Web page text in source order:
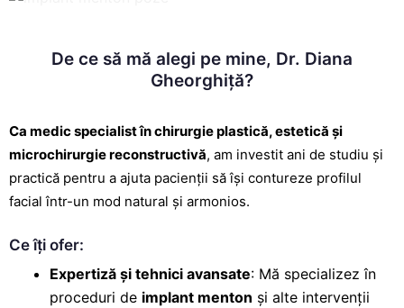
De ce să mă alegi pe mine, Dr. Diana
Gheorghiță?
Ca medic specialist în chirurgie plastică, estetică și
microchirurgie reconstructivă, am investit ani de studiu și
practică pentru a ajuta pacienții să își contureze profilul
facial într-un mod natural și armonios.
Ce îți ofer:
Expertiză și tehnici avansate: Mă specializez în
proceduri de implant menton și alte intervenții